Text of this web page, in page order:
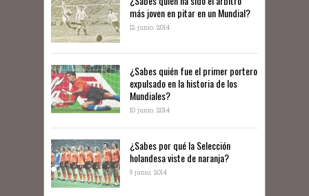
más joven en pitar en un Mundial?
12 junio, 2014
¿Sabes quién fue el primer portero
expulsado en la historia de los
Mundiales?
10 junio, 2014
​¿Sabes por qué la Selección
holandesa viste de naranja?
9 junio, 2014